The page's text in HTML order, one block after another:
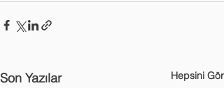
Son Yazılar Hepsini Gör